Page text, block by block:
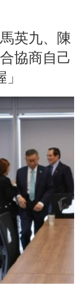
英九、陳
協商自己